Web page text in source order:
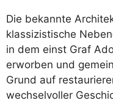
Die bekannte
klassizistische
in dem einst Graf
erworben und
Grund auf
wechselvoller